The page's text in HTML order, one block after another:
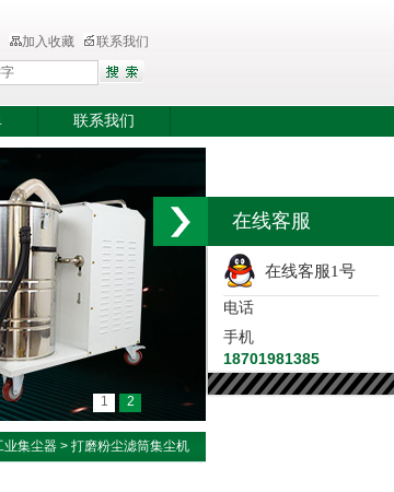
加入收藏 联系我们
联系我们
1 2
业集尘器 > 打磨粉尘滤筒集尘机
在线客服
在线客服1号
电话
手机
18701981385